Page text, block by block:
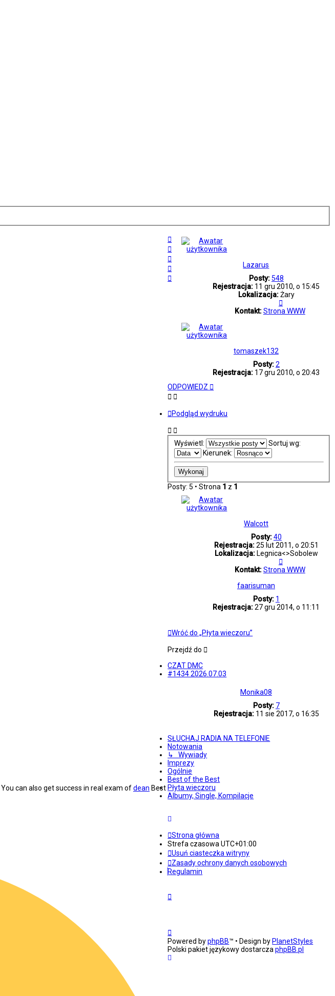
Lazarus
Posty:548
Rejestracja: 11 gru 2010, o 15:45
Lokalizacja:Żary
Kontakt:
Skontaktuj
się
Strona WWW
górę
tomaszek132
Posty:2
Rejestracja: 17 gru 2010, o 20:43
Walcott
Posty:40
Rejestracja:25 lut 2011, o 20:51
Lokalizacja:Legnica<>Sobolew
Kontakt:
Skontaktuj
się
Strona WWW
faarisuman
Posty: 1
Rejestracja:27 gru 2014, o 11:11
You can also get success in real exam ofdean Best
Monika08
Posty: 7
Rejestracja:11 sie 2017, o 16:35
ODPOWIEDZ
Podgląd wydruku
Wyświetl:
Sortuj wg:
Kierunek:
Posty: 5 • Strona 1 z 1
Wróć do „Płyta wieczoru”
Przejdź do
CZAT DMC
#1434 2026.07.03
SŁUCHAJ RADIA NA TELEFONIE
Notowania
↳ Wywiady
Imprezy
Ogólnie
Best of the Best
Płyta wieczoru
Albumy, Single, Kompilacje
Strona główna
Strefa czasowaUTC+01:00
Usuń ciasteczka witryny
Zasady ochrony danych osobowych
Regulamin
Powered byphpBB™ • Design by PlanetStyles
Polski pakiet językowy dostarczaphpBB.pl